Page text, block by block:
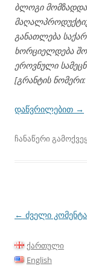
ბლოგი მომზადდა
განათლება
ხორციელდება
ეროვნული
[გრანტის
დაწვრილებით →
ჩანაწერი
პოსტის
← ძველი
ქართული
English